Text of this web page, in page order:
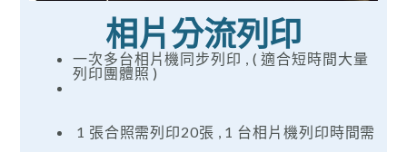
一次多台相片機同步列印 , ( 適合短時間大量
列印團體照 )
1 張合照需列印20張 , 1 台相片機列印時間需
相片分流列印